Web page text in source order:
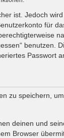
ist. Jedoch
für
benutzen.
Passwort
zu speichern,
deinen und
Browser